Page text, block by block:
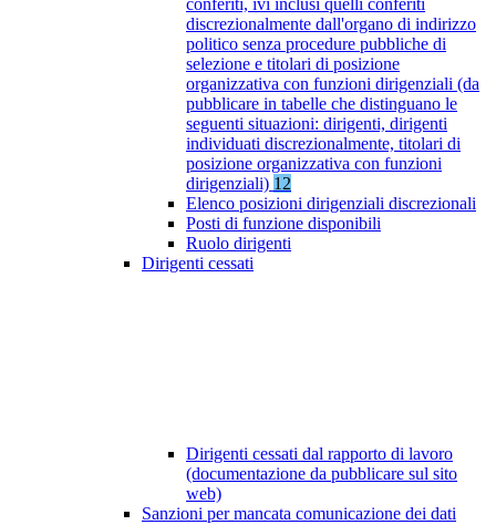
conferiti, ivi inclusi quelli conferiti
discrezionalmente dall'organo di indirizzo
politico senza procedure pubbliche di
selezione e titolari di posizione
organizzativa con funzioni dirigenziali (da
pubblicare in tabelle che distinguano le
seguenti situazioni: dirigenti, dirigenti
individuati discrezionalmente, titolari di
posizione organizzativa con funzioni
dirigenziali) 12
Elenco posizioni dirigenziali discrezionali
Posti di funzione disponibili
Ruolo dirigenti
Dirigenti cessati
Dirigenti cessati dal rapporto di lavoro
(documentazione da pubblicare sul sito
web)
Sanzioni per mancata comunicazione dei dati